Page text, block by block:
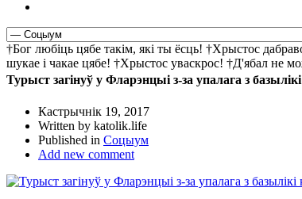
†Бог любіць цябе такім, які ты ёсць! †Хрыстос
шукае і чакае цябе! †Хрыстос уваскрос! †Д'ябал не
Турыст загінуў у Фларэнцыі з-за упалага з
Кастрычнік 19, 2017
Written by katolik.life
Published in Соцыум
Add new comment